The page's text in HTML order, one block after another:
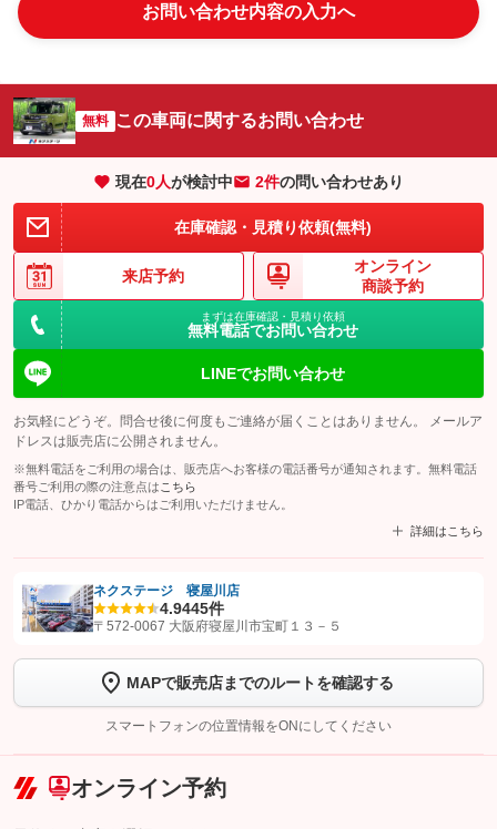
お問い合わせ内容の入力へ
無料 この車両に関するお問い合わせ
現在0人が検討中 2件の問い合わせあり
在庫確認・見積り依頼(無料)
来店予約
オンライン
商談予約
まずは在庫確認・見積り依頼
無料電話でお問い合わせ
LINEでお問い合わせ
お気軽にどうぞ。問合せ後に何度もご連絡が届くことはありません。 メールア
ドレスは販売店に公開されません。
※無料電話をご利用の場合は、販売店へお客様の電話番号が通知されます。無料電話
番号ご利用の際の注意点は こちら
IP電話、ひかり電話からはご利用いただけません。
詳細はこちら
【STEP1】認証画面でグーネットを友だち追加してから「許可する」ボタンを押
トーク画面で
ボタンをタップして問い合わせを
完了してください。
こちら
ネクステージ 寝屋川店
4.9445件
〒572-0067 大阪府寝屋川市宝町１３－５
MAPで販売店までのルートを確認する
スマートフォンの位置情報をONにしてください
オンライン予約